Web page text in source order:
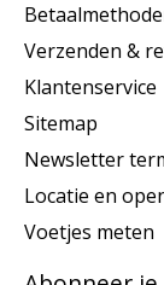
Verzenden &
Klantenservice
Sitemap
Newsletter
Locatie en
Voetjes meten